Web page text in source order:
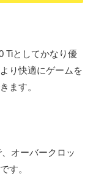
Tiとしてかなり優
り快適にゲームを
ます。
オーバークロッ
す。